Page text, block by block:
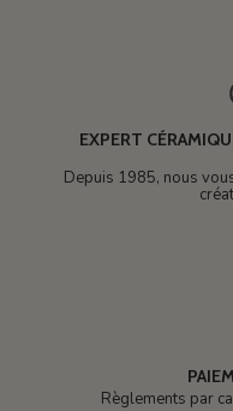
EXPERT
Depuis 1985, nous
Règlements par